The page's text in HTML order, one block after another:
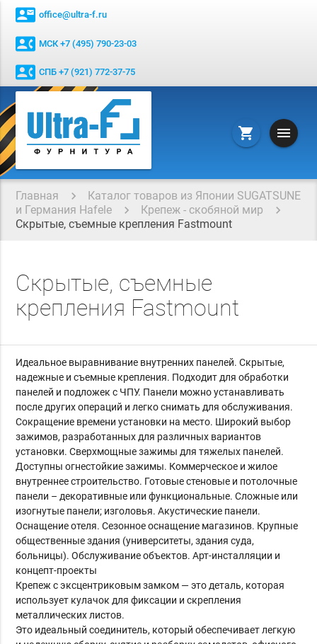
contact_mail office@ultra-f.ru
contact_phone МСК +7 (495) 790-23-03
contact_phone СПБ +7 (921) 772-37-75
shopping_cart menu
Главная
Каталог товаров из Японии SUGATSUNE
и Германия Hafele
Крепеж - скобяной мир
Скрытые, съемные крепления Fastmount
Скрытые, съемные
крепления Fastmount
Идеальное выравнивание внутренних панелей. Скрытые,
надежные и съемные крепления. Подходит для обработки
панелей и подложек с ЧПУ. Панели можно устанавливать
после других операций и легко снимать для обслуживания.
Сокращение времени установки на место. Широкий выбор
зажимов, разработанных для различных вариантов
установки. Сверхмощные зажимы для тяжелых панелей.
Доступны огнестойкие зажимы. Коммерческое и жилое
внутреннее строительство. Готовые стеновые и потолочные
панели – декоративные или функциональные. Сложные или
изогнутые панели; изголовья. Акустические панели.
Оснащение отеля. Сезонное оснащение магазинов. Крупные
общественные здания (университеты, здания суда,
больницы). Обслуживание объектов. Арт-инсталляции и
концепт-проекты
Крепеж с эксцентриковым замком — это деталь, которая
использует кулачок для фиксации и скрепления
металлических листов.
Это идеальный соединитель, который обеспечивает легкую